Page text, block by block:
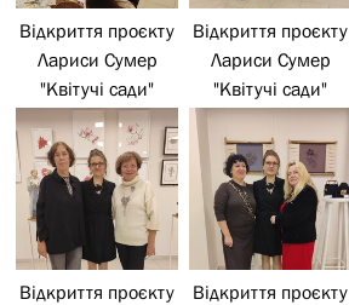
Відкриття проєкту
Лариси Сумер
"Квітучі сади"
Відкриття проєкту
Лариси Сумер
"Квітучі сади"
Відкриття проєкту
Відкриття проєкту